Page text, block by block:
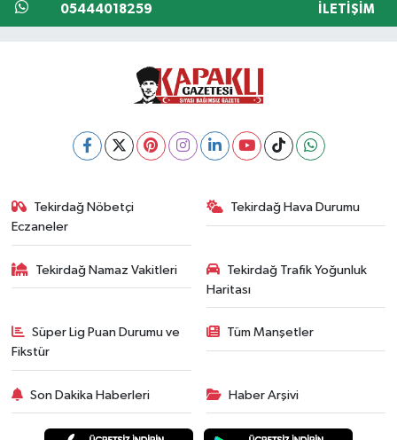
05444018259 İLETIŞIM
Tekirdağ Nöbetçi
Eczaneler
Tekirdağ Hava Durumu
Tekirdağ Namaz Vakitleri
Tekirdağ Trafik Yoğunluk
Haritası
Süper Lig Puan Durumu ve
Fikstür
Tüm Manşetler
Son Dakika Haberleri Haber Arşivi